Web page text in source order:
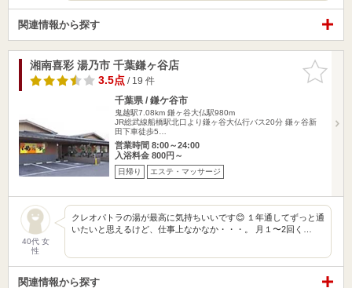
関連情報から探す
お気に入
りに追加
湘南喜彩 湯乃市 千葉鎌ヶ谷店
3.5点/ 19 件
千葉県 / 鎌ケ谷市
鬼越駅7.08km 鎌ヶ谷大仏駅980m
JR総武線船橋駅北口より鎌ヶ谷大仏行バス20分 鎌ヶ谷新
田下車徒歩5…
営業時間 8:00～24:00
入浴料金 800円～
日帰り エステ・マッサージ
40代 女
性
クレオパトラの湯が最高に気持ちいいです😊 １年通してずっと通
いたいと思えるけど、仕事上なかなか・・・。 月１〜2回く…
関連情報から探す